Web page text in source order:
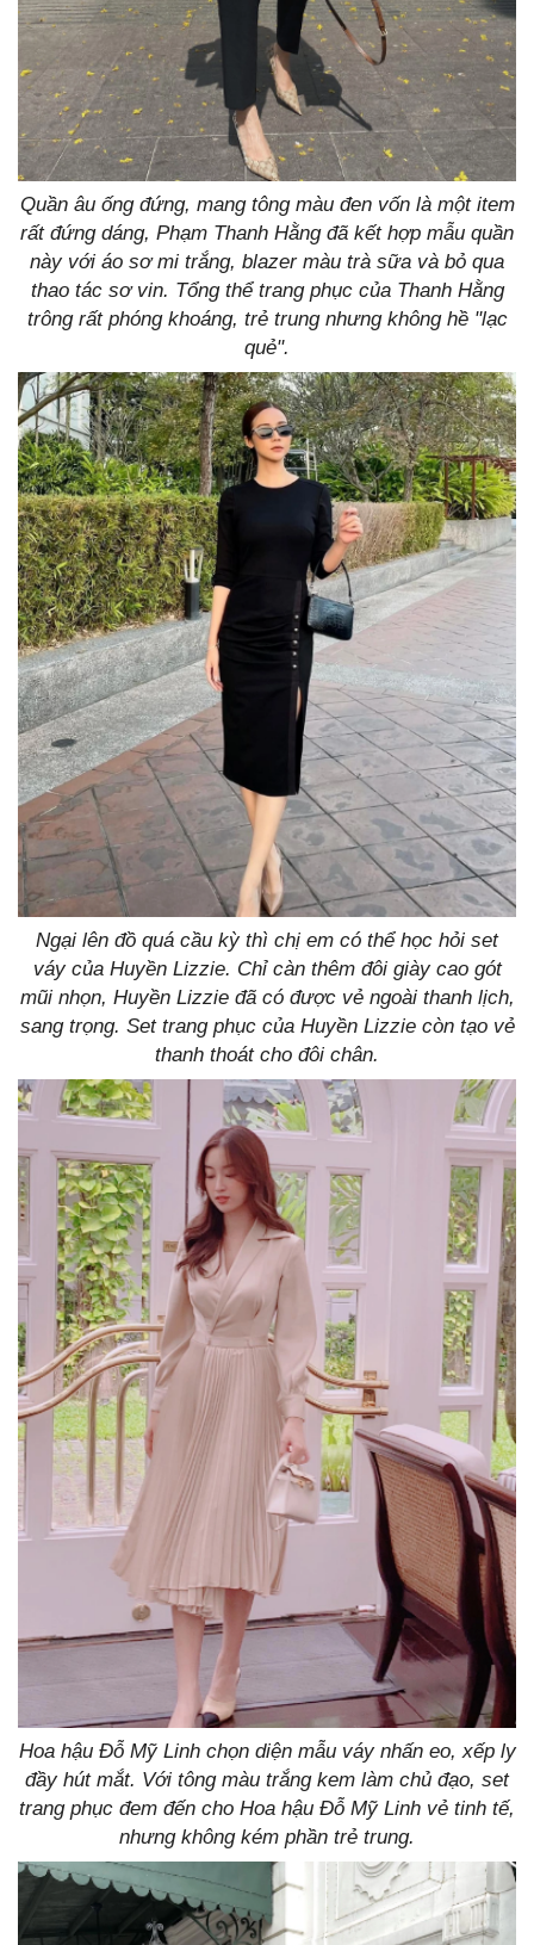
Quần âu ống đứng, mang tông màu đen vốn là một item
rất đứng dáng, Phạm Thanh Hằng đã kết hợp mẫu quần
này với áo sơ mi trắng, blazer màu trà sữa và bỏ qua
thao tác sơ vin. Tổng thể trang phục của Thanh Hằng
trông rất phóng khoáng, trẻ trung nhưng không hề "lạc
quẻ".
Ngại lên đồ quá cầu kỳ thì chị em có thể học hỏi set
váy của Huyền Lizzie. Chỉ càn thêm đôi giày cao gót
mũi nhọn, Huyền Lizzie đã có được vẻ ngoài thanh lịch,
sang trọng. Set trang phục của Huyền Lizzie còn tạo vẻ
thanh thoát cho đôi chân.
Hoa hậu Đỗ Mỹ Linh chọn diện mẫu váy nhấn eo, xếp ly
đầy hút mắt. Với tông màu trắng kem làm chủ đạo, set
trang phục đem đến cho Hoa hậu Đỗ Mỹ Linh vẻ tinh tế,
nhưng không kém phần trẻ trung.